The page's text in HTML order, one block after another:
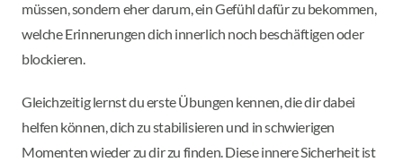
müssen, sondern eher darum, ein Gefühl dafür zu bekommen,
welche Erinnerungen dich innerlich noch beschäftigen oder
blockieren.
Gleichzeitig lernst du erste Übungen kennen, die dir dabei
helfen können, dich zu stabilisieren und in schwierigen
Momenten wieder zu dir zu finden. Diese innere Sicherheit ist